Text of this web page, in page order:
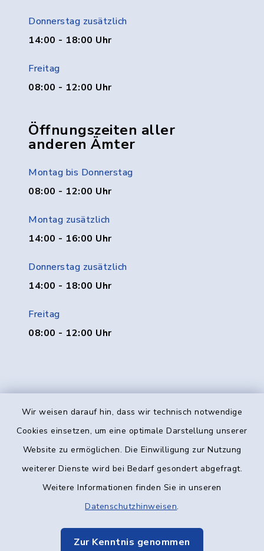
Wir weisen darauf hin, dass wir technisch notwendige
Cookies einsetzen, um eine optimale Darstellung unserer
Website zu ermöglichen. Die Einwilligung zur Nutzung
weiterer Dienste wird bei Bedarf gesondert abgefragt.
Weitere Informationen finden Sie in unseren
Datenschutzhinweisen.
Zur Kenntnis genommen
Donnerstag zusätzlich
14:00 - 18:00 Uhr
Freitag
08:00 - 12:00 Uhr
Öffnungszeiten aller
anderen Ämter
Montag bis Donnerstag
08:00 - 12:00 Uhr
Montag zusätzlich
14:00 - 16:00 Uhr
Donnerstag zusätzlich
14:00 - 18:00 Uhr
Freitag
08:00 - 12:00 Uhr
Kontakt
Datenschutz